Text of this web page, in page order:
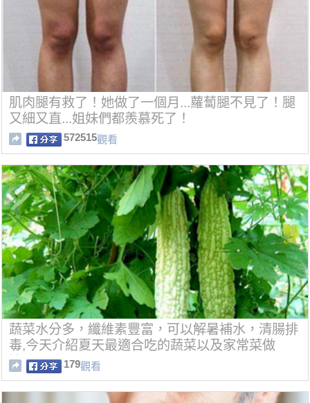
肌肉腿有救了！她做了一個月...蘿蔔腿不見了！腿
又細又直...姐妹們都羨慕死了！
572515觀看
蔬菜水分多，纖維素豐富，可以解暑補水，清腸排
毒,今天介紹夏天最適合吃的蔬菜以及家常菜做
法！！
179觀看